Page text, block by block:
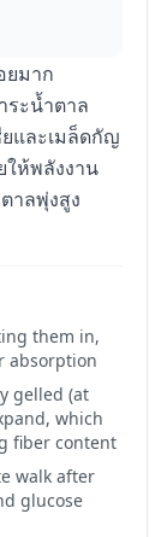
ยมาก
ระน้ำตาล
และเมล็ดกัญ
ให้พลังงาน
าลพุ่งสูง
them in,
absorption
gelled (at
which
fiber content
walk after
glucose